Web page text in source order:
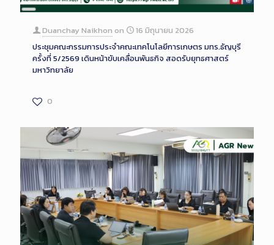
Long
Description
Duanchay Naikhon on
16 มิถุนายน 2026
ประชุมคณะกรรมการประจำคณะเทคโนโลยีการเกษตร มทร.ธัญบุรี
ครั้งที่ 5/2569 เดินหน้าขับเคลื่อนพันธกิจ สอดรับยุทธศาสตร์
มหาวิทยาลัย
0